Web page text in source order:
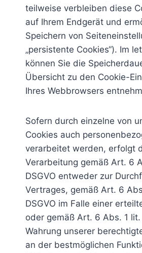
teilweise verbleiben diese
auf Ihrem Endgerät und
Speichern von
„persistente Cookies“). Im
können Sie die
Übersicht zu den Cookie-
Ihres Webbrowsers
Sofern durch einzelne von
Cookies auch
verarbeitet werden, erfolgt
Verarbeitung gemäß Art. 6
DSGVO entweder zur
Vertrages, gemäß Art. 6
DSGVO im Falle einer
oder gemäß Art. 6 Abs. 1 lit.
Wahrung unserer
an der bestmöglichen